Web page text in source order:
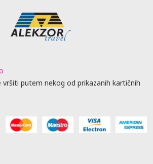
vršiti putem nekog od prikazanih kartičnih